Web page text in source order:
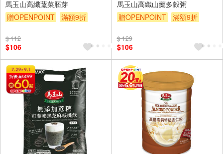
馬玉山高纖蔬菜胚芽
贈OPENPOINT
滿額9折
$ 112
$106
馬玉山高纖山藥多穀粥
贈OPENPOINT
滿額9折
$ 129
$106